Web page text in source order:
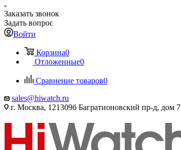
Заказать звонок
Задать вопрос
Войти
Корзина0
Отложенные0
Сравнение товаров0
sales@hiwatch.ru
г. Москва, 121309б Багратионовский пр-д, дом 7